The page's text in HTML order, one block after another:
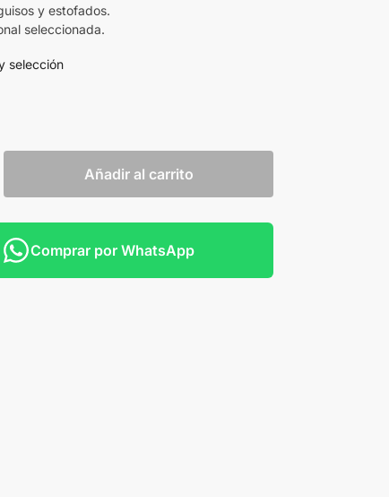
y estofados.
seleccionada.
selección
Añadir al carrito
Comprar por WhatsApp